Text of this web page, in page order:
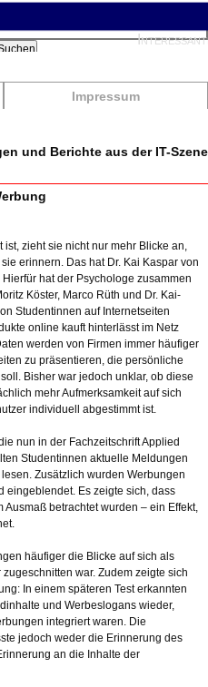
Impressum
und Berichte aus der IT-Szene
zieht sie nicht nur mehr Blicke an,
erinnern. Das hat Dr. Kai Kaspar von
hat der Psychologe zusammen
Köster, Marco Rüth und Dr. Kai-
Studentinnen auf Internetseiten
online kauft hinterlässt im Netz
werden von Firmen immer häufiger
zu präsentieren, die persönliche
Bisher war jedoch unklar, ob diese
mehr Aufmerksamkeit auf sich
individuell abgestimmt ist.
nun in der Fachzeitschrift Applied
Studentinnen aktuelle Meldungen
Zusätzlich wurden Werbungen
eingeblendet. Es zeigte sich, dass
betrachtet wurden – ein Effekt,
häufiger die Blicke auf sich als
war. Zudem zeigte sich
In einem späteren Test erkannten
und Werbeslogans wieder,
integriert waren. Die
jedoch weder die Erinnerung des
an die Inhalte der